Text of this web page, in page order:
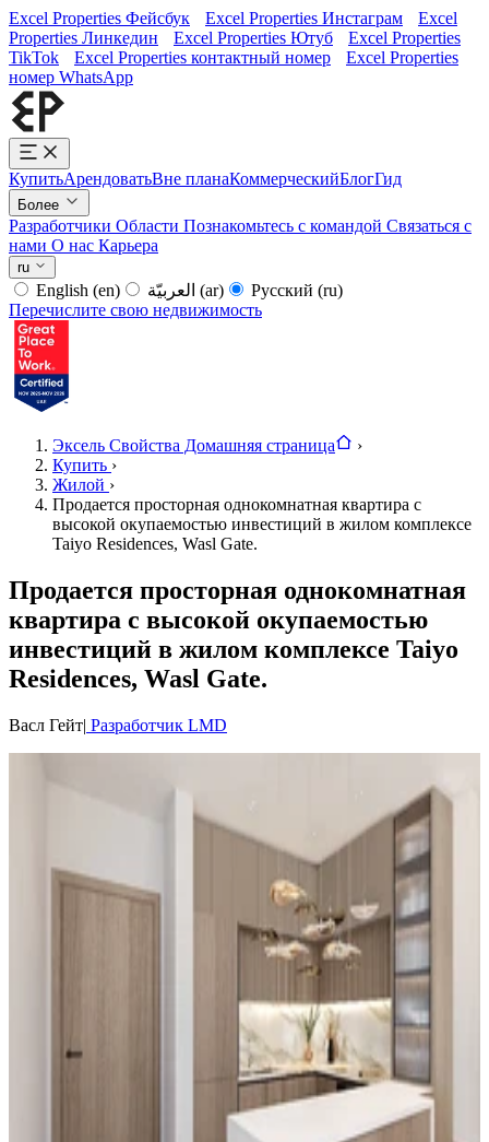
Excel Properties Фейсбук Excel Properties Инстаграм
Excel
Properties Линкедин
Excel Properties Ютуб
Excel Properties
TikTok
Excel Properties контактный номер
Excel Properties
номер WhatsApp
КупитьАрендоватьВне планаКоммерческийБлогГид
Более
Разработчики Области Познакомьтесь с командой Связаться с
нами О нас Карьера
ru
English (en) (ar) Русский (ru)
Перечислите свою недвижимость
Эксель Свойства Домашняя страница
›
Купить ›
Жилой ›
Продается просторная однокомнатная квартира с
высокой окупаемостью инвестиций в жилом комплексе
Taiyo Residences, Wasl Gate.
Продается просторная однокомнатная
квартира с высокой окупаемостью
инвестиций в жилом комплексе Taiyo
Residences, Wasl Gate.
Васл Гейт| Разработчик LMD